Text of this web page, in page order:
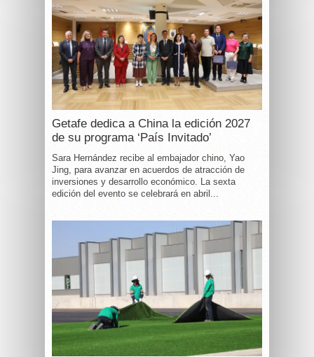
Getafe dedica a China la edición 2027
de su programa ‘País Invitado’
Sara Hernández recibe al embajador chino, Yao
Jing, para avanzar en acuerdos de atracción de
inversiones y desarrollo económico. La sexta
edición del evento se celebrará en abril...